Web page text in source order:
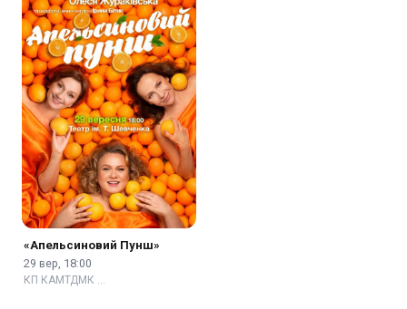
«Апельсиновий Пунш»
29 вер, 18:00
КП КАМТДМК …